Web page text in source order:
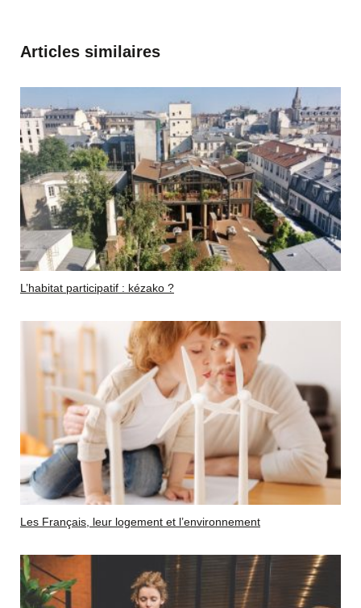
Articles similaires
L’habitat participatif : kézako ?
Les Français, leur logement et l’environnement